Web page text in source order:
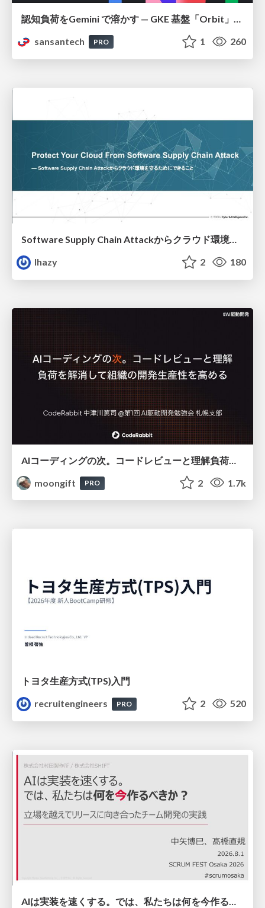
sansantech
PRO 1 260
Software Supply Chain Attackからクラウド環境を守るためにできること
lhazy
2 180
moongift
PRO 2 1.7k
トヨタ⽣産⽅式(TPS)⼊⾨
recruitengineers
PRO 2 520
AIは実装を速くする。では、私たちは何を今作るべきか？－立場を越えてリリースに向き合ったチーム開発の実践 / 20260801 Hiromi Nakaya and Naoki Takahashi